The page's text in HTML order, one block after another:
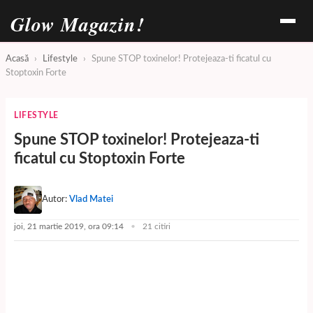
Glow Magazin!
Acasă › Lifestyle ›
Spune STOP toxinelor! Protejeaza-ti ficatul cu
Stoptoxin Forte
LIFESTYLE
Spune STOP toxinelor! Protejeaza-ti
ficatul cu Stoptoxin Forte
Autor: Vlad Matei
joi, 21 martie 2019, ora 09:14 21 citiri